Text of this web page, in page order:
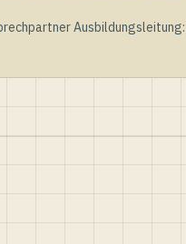
Ausbildungsleitung: